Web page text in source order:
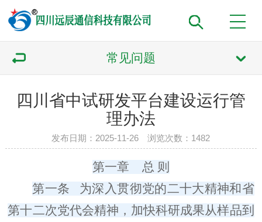
常见问题
四川省中试研发平台建设运行管
理办法
发布日期：2025-11-26 浏览次数：1482
第一章 总 则
第一条
为深入贯彻党的二十大精神和省
第十二次党代会精神，加快科研成果从样品到